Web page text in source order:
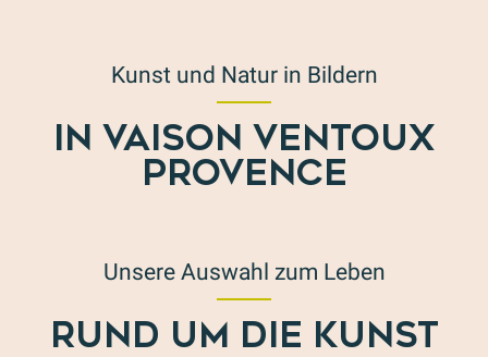
Kunst und Natur in Bildern
IN VAISON VENTOUX
PROVENCE
Unsere Auswahl zum Leben
RUND UM DIE KUNST